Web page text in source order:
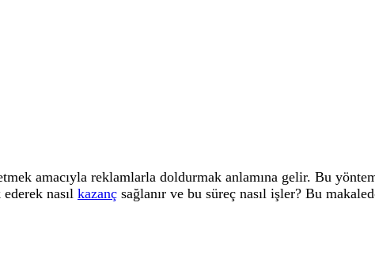
amacıyla reklamlarla doldurmak anlamına gelir. Bu
nasıl kazanç sağlanır ve bu süreç nasıl işler? Bu